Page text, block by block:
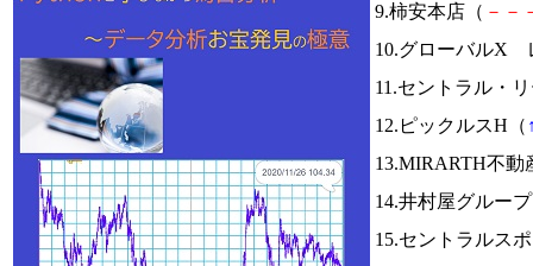
9.柿安本店（ － －
10.グローバルX
11.セントラル・
12.ピックルスH（
13.MIRARTH不動
14.井村屋グルー
15.セントラルス